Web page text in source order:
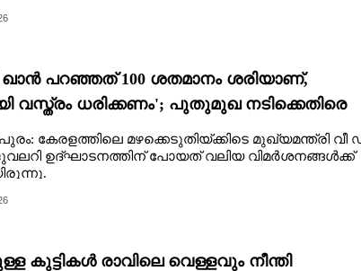
പറഞ്ഞത് 100 ശതമാനം ശരിയാണ്,
വസ്ത്രം ധരിക്കണം'; പുതുമുഖ നടിക്കെതിരെ
കേരളത്തിലെ മഴക്കെടുതിയ്ക്കിടെ മുഖ്യമന്ത്രി വീ
ഉദ്ഘാടനത്തിന് പോയത് വലിയ വിമർശനങ്ങൾക്ക്
കുട്ടികൾ രാവിലെ വെള്ളവും നീന്തി